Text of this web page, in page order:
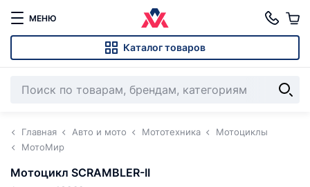
МЕНЮ
Каталог товаров
Главная Авто и мото Мототехника
Мотоциклы
МотоМир
Мотоцикл SCRAMBLER-II